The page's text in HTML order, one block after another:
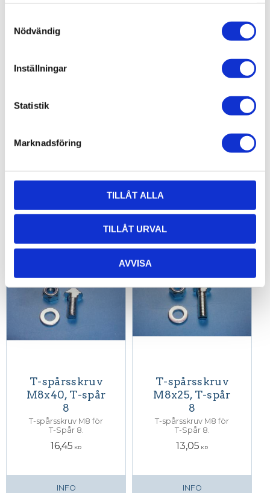
Nödvändig
Inställningar
Statistik
Marknadsföring
TILLÅT ALLA
TILLÅT URVAL
AVVISA
M8x20, T-spår
T-spårsskruv M8 för
T-Spår 8.
T-spårsskruv
M8x30, T-spår
T-spårsskruv M8 för
T-Spår 8.
T-spårsskruv
M8x40, T-spår
8
T-spårsskruv M8 för
T-Spår 8.
16,45 KR
INFO
T-spårsskruv
M8x25, T-spår
8
T-spårsskruv M8 för
T-Spår 8.
13,05 KR
INFO